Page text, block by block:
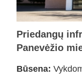
Priedangų
Panevėžio
Būsena: